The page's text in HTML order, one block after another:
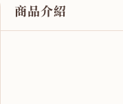
商品介紹